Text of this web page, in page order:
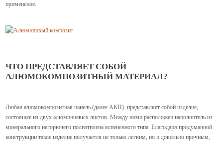
применение.
ЧТО ПРЕДСТАВЛЯЕТ СОБОЙ
АЛЮМОКОМПОЗИТНЫЙ МАТЕРИАЛ?
Любая алюмокомпозитная панель (далее АКП) представляет собой изделие,
состоящее из двух алюминиевых листов. Между ними расположен наполнитель из
минерального негорючего полиэтилена вспененного типа. Благодаря продуманной
конструкции такое изделие получается не только легким, но и довольно прочным,